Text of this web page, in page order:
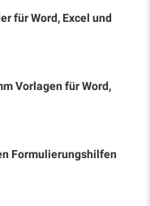
für Word, Excel und
Vorlagen für Word,
Formulierungshilfen